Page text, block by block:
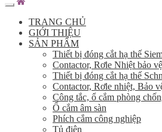
TRANG CHỦ
GIỚI THIỆU
SẢN PHẨM
Thiết bị đóng cắt hạ thế
Contactor, Rơle Nhiệt bảo
Thiết bị đóng cắt hạ thế
Contactor, Rơle nhiệt, Bảo
Công tắc, ổ cắm phòng
Ổ cắm âm sàn
Phích cắm công nghiệp
Tủ điện